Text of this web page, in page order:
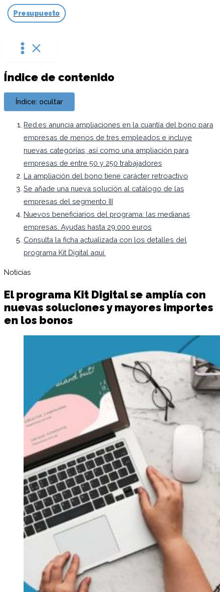
Presupuesto
Índice de contenido
Índice: ocultar
Red.es anuncia ampliaciones en la cuantía del bono para
empresas de menos de tres empleados e incluye
nuevas categorías, así como una ampliación para
empresas de entre 50 y 250 trabajadores
La ampliación del bono tiene carácter retroactivo
Se añade una nueva solución al catálogo de las
empresas del segmento III
Nuevos beneficiarios del programa: las medianas
empresas. Ayudas hasta 29.000 euros
Consulta la ficha actualizada con los detalles del
programa Kit Digital aquí.
Noticias
El programa Kit Digital se amplía con
nuevas soluciones y mayores importes
en los bonos